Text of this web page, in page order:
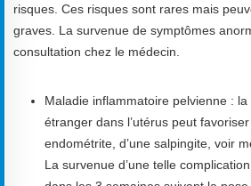
risques. Ces risques sont rares mais
graves. La survenue de symptômes
consultation chez le médecin.
Maladie inflammatoire pelvienne : la
étranger dans l’utérus peut
endométrite, d’une salpingite, voir
La survenue d’une telle